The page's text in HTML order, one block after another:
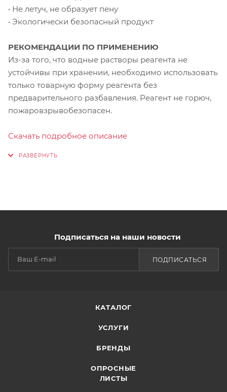
• Не летуч, не образует пену
• Экологически безопасный продукт
РЕКОМЕНДАЦИИ ПО ПРИМЕНЕНИЮ
Из-за того, что водные растворы реагента не
устойчивы при хранении, необходимо использовать
только товарную форму реагента без
предварительного разбавления. Реагент не горюч,
пожаровзрывобезопасен.
Скачать подробное описание
Подписаться на наши новости
ПОДПИСАТЬСЯ
КАТАЛОГ
УСЛУГИ
БРЕНДЫ
ОПРОСНЫЕ
ЛИСТЫ